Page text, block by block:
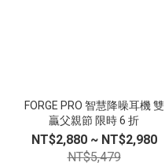
FORGE PRO 智慧降噪耳機 雙
贏父親節 限時 6 折
NT$2,880 ~ NT$2,980
NT$5,479